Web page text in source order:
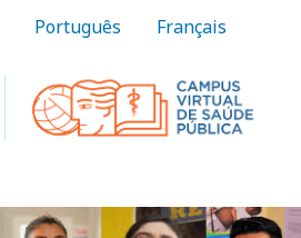
Português Français